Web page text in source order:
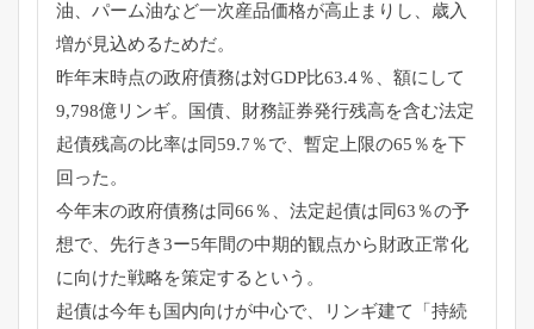
油、 パーム油など一次産品価格が高止まりし、 歳入
増が見込めるためだ。
昨年末時点の政府債務は対GDP比63.4％、額にして
9,798億リンギ。国債、 財務証券発行残高を含む法定
起債残高の比率は同59.7％で、 暫定上限の65％を下
回った。
今年末の政府債務は同66％、法定起債は同63％の予
想で、 先行き3ー5年間の中期的観点から財政正常化
に向けた戦略を策定するという。
起債は今年も国内向けが中心で、リンギ建て「 持続